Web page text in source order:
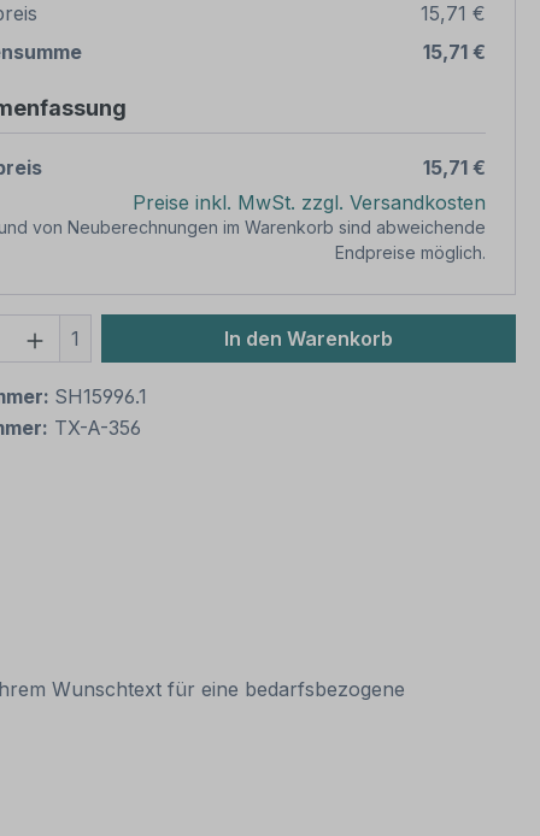
15,71 €
15,71 €
15,71 €
Preise inkl. MwSt. zzgl. Versandkosten
von Neuberechnungen im Warenkorb sind abweichende
Endpreise möglich.
Anzahl: Gib den gewünschten Wert
1 In den Warenkorb
SH15996.1
TX-A-356
Wunschtext für eine bedarfsbezogene